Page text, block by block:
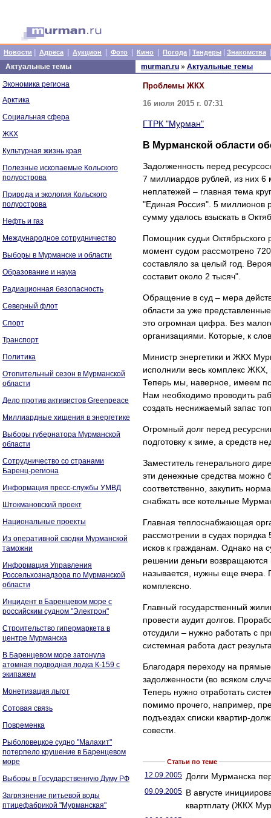
Новости Адреса Аукцион Фото Кино Погода Тендеры Знакомства
Актуальные темы
Экономика региона
Арктика
Социальная сфера
ЖКХ
Культурная жизнь края
Полезные ископаемые Кольского
полуострова
Природа и экология Кольского
полуострова
Нефть и газ
Международное сотрудничество
Выборы в Мурманске и области
Образование и наука
Радиационная безопасность
Северный флот
Спорт
Транспорт
Политика
Отопительный сезон в Мурманской
области
Дело против активистов Greenpeace
Миллиардные хищения в энергетике
Выборы губернатора Мурманской
области
Сотрудничество со странами
Баренц-региона
Информация пресс-службы УМВД
Штокмановский проект
Национальные проекты
Из оперативной сводки Мурманской
таможни
Информация Управления
Россельхознадзора по Мурманской
области
Инцидент в Баренцевом море с
российским судном "Электрон"
Строительство гипермаркета в
центре Мурманска
В Баренцевом море затонула
атомная подводная лодка К-159 с
экипажем
Монетизация льгот
Сотовая связь
Повременка
Рыболовецкое судно "Малахит"
потерпело крушение в Баренцевом
море
Выборы в Государственную Думу РФ
Загрязнение питьевой воды
птицефабрикой "Мурманская"
murman.ru » Актуальные темы
Проблемы ЖКХ
16 июля 2015 г. 07:31
ГТРК "Мурман"
В Мурманской области
Задолженность перед
7 миллиардов рублей, из них
неплатежей – главная тема
"Единая Россия". 5 миллионов
сумму удалось взыскать в
Помощник судьи
момент судом рассмотрено
составляло за целый год.
составит около 2 тысяч".
Обращение в суд – мера
области за уже
это огромная цифра. Без
организациями. Которые, к
Министр энергетики и ЖКХ
исполнили весь комплекс ЖКХ,
Теперь мы, наверное, имеем
Нам необходимо проводить
создать неснижаемый запас
Огромный долг перед
подготовку к зиме, а средств
Заместитель генерального
эти денежные средства можно
соответственно, закупить
снабжать все котельные
Главная теплоснабжающая
рассмотрении в судах
исков к гражданам. Однако на
решении деньги возвращаются
называется, нужны еще вчера.
комплексно.
Главный государственный
провести аудит долгов.
отсудили – нужно работать с
системная работа даст
Благодаря переходу на
задолженности (во всяком
Теперь нужно отработать
помимо прочего, например,
подъездах списки квартир-
совести.
Статьи по теме
12.09.2005 Долги Мурманска
09.09.2005 В августе
квартплату (ЖКХ